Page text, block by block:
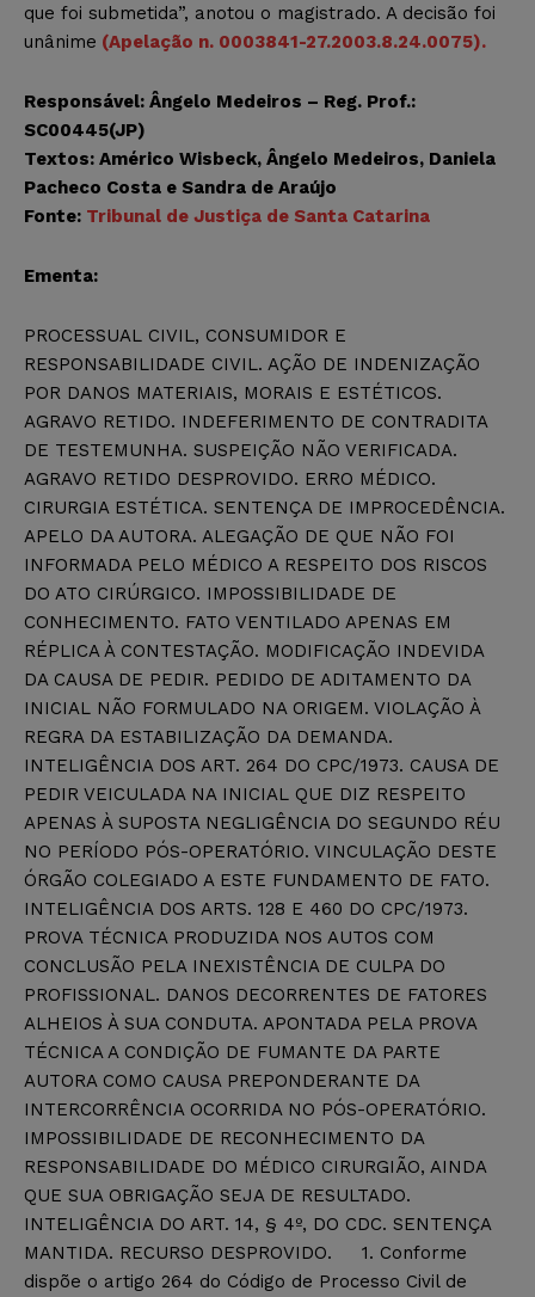
que foi submetida”, anotou o magistrado. A decisão foi
unânime (Apelação n. 0003841-27.2003.8.24.0075).
Responsável: Ângelo Medeiros – Reg. Prof.:
SC00445(JP)
Textos: Américo Wisbeck, Ângelo Medeiros, Daniela
Pacheco Costa e Sandra de Araújo
Fonte: Tribunal de Justiça de Santa Catarina
Ementa:
PROCESSUAL CIVIL, CONSUMIDOR E
RESPONSABILIDADE CIVIL. AÇÃO DE INDENIZAÇÃO
POR DANOS MATERIAIS, MORAIS E ESTÉTICOS.
AGRAVO RETIDO. INDEFERIMENTO DE CONTRADITA
DE TESTEMUNHA. SUSPEIÇÃO NÃO VERIFICADA.
AGRAVO RETIDO DESPROVIDO. ERRO MÉDICO.
CIRURGIA ESTÉTICA. SENTENÇA DE IMPROCEDÊNCIA.
APELO DA AUTORA. ALEGAÇÃO DE QUE NÃO FOI
INFORMADA PELO MÉDICO A RESPEITO DOS RISCOS
DO ATO CIRÚRGICO. IMPOSSIBILIDADE DE
CONHECIMENTO. FATO VENTILADO APENAS EM
RÉPLICA À CONTESTAÇÃO. MODIFICAÇÃO INDEVIDA
DA CAUSA DE PEDIR. PEDIDO DE ADITAMENTO DA
INICIAL NÃO FORMULADO NA ORIGEM. VIOLAÇÃO À
REGRA DA ESTABILIZAÇÃO DA DEMANDA.
INTELIGÊNCIA DOS ART. 264 DO CPC/1973. CAUSA DE
PEDIR VEICULADA NA INICIAL QUE DIZ RESPEITO
APENAS À SUPOSTA NEGLIGÊNCIA DO SEGUNDO RÉU
NO PERÍODO PÓS-OPERATÓRIO. VINCULAÇÃO DESTE
ÓRGÃO COLEGIADO A ESTE FUNDAMENTO DE FATO.
INTELIGÊNCIA DOS ARTS. 128 E 460 DO CPC/1973.
PROVA TÉCNICA PRODUZIDA NOS AUTOS COM
CONCLUSÃO PELA INEXISTÊNCIA DE CULPA DO
PROFISSIONAL. DANOS DECORRENTES DE FATORES
ALHEIOS À SUA CONDUTA. APONTADA PELA PROVA
TÉCNICA A CONDIÇÃO DE FUMANTE DA PARTE
AUTORA COMO CAUSA PREPONDERANTE DA
INTERCORRÊNCIA OCORRIDA NO PÓS-OPERATÓRIO.
IMPOSSIBILIDADE DE RECONHECIMENTO DA
RESPONSABILIDADE DO MÉDICO CIRURGIÃO, AINDA
QUE SUA OBRIGAÇÃO SEJA DE RESULTADO.
INTELIGÊNCIA DO ART. 14, § 4º, DO CDC. SENTENÇA
MANTIDA. RECURSO DESPROVIDO. 1. Conforme
dispõe o artigo 264 do Código de Processo Civil de